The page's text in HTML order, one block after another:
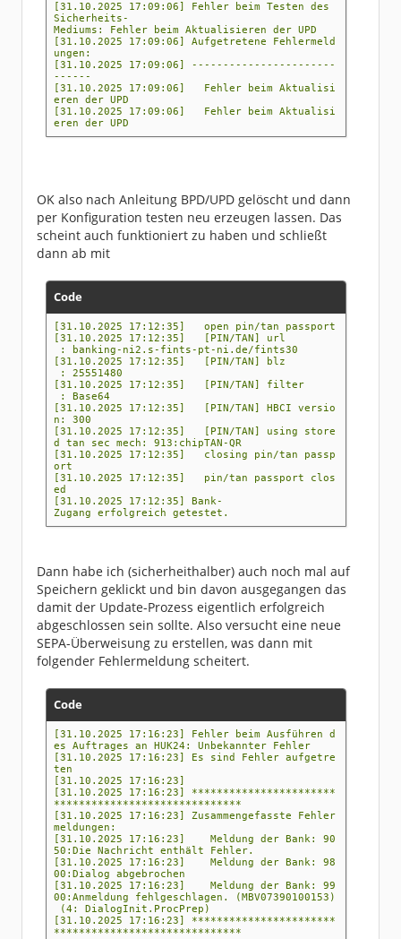
[31.10.2025 17:09:06] Fehler beim Testen des
Sicherheits-
Mediums: Fehler beim Aktualisieren der UPD
[31.10.2025 17:09:06] Aufgetretene Fehlermeld
ungen:
[31.10.2025 17:09:06] -----------------------
------
[31.10.2025 17:09:06] Fehler beim Aktualisi
eren der UPD
[31.10.2025 17:09:06] Fehler beim Aktualisi
eren der UPD
OK also nach Anleitung BPD/UPD gelöscht und dann
per Konfiguration testen neu erzeugen lassen. Das
scheint auch funktioniert zu haben und schließt
dann ab mit
Code
[31.10.2025 17:12:35] open pin/tan passport
[31.10.2025 17:12:35] [PIN/TAN] url
: banking-ni2.s-fints-pt-ni.de/fints30
[31.10.2025 17:12:35] [PIN/TAN] blz
: 25551480
[31.10.2025 17:12:35] [PIN/TAN] filter
: Base64
[31.10.2025 17:12:35] [PIN/TAN] HBCI versio
n: 300
[31.10.2025 17:12:35] [PIN/TAN] using store
d tan sec mech: 913:chipTAN-QR
[31.10.2025 17:12:35] closing pin/tan passp
ort
[31.10.2025 17:12:35] pin/tan passport clos
ed
[31.10.2025 17:12:35] Bank-
Zugang erfolgreich getestet.
Dann habe ich (sicherheithalber) auch noch mal auf
Speichern geklickt und bin davon ausgegangen das
damit der Update-Prozess eigentlich erfolgreich
abgeschlossen sein sollte. Also versucht eine neue
SEPA-Überweisung zu erstellen, was dann mit
folgender Fehlermeldung scheitert.
Code
[31.10.2025 17:16:23] Fehler beim Ausführen d
es Auftrages an HUK24: Unbekannter Fehler
[31.10.2025 17:16:23] Es sind Fehler aufgetre
ten
[31.10.2025 17:16:23]
[31.10.2025 17:16:23] ***********************
******************************
[31.10.2025 17:16:23] Zusammengefasste Fehler
meldungen:
[31.10.2025 17:16:23] Meldung der Bank: 90
50:Die Nachricht enthält Fehler.
[31.10.2025 17:16:23] Meldung der Bank: 98
00:Dialog abgebrochen
[31.10.2025 17:16:23] Meldung der Bank: 99
00:Anmeldung fehlgeschlagen. (MBV07390100153)
(4: DialogInit.ProcPrep)
[31.10.2025 17:16:23] ***********************
******************************